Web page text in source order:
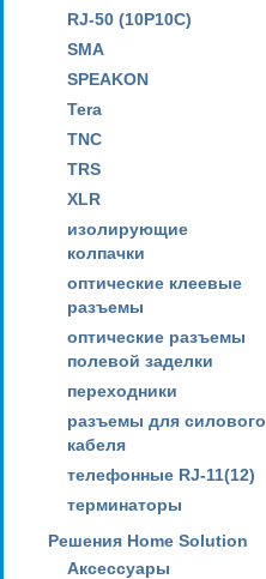
RJ-50 (10P10C)
SMA
SPEAKON
Tera
TNC
TRS
XLR
изолирующие
колпачки
оптические клеевые
разъемы
оптические разъемы
полевой заделки
переходники
разъемы для силового
кабеля
телефонные RJ-11(12)
терминаторы
Решения Home Solution
Аксессуары